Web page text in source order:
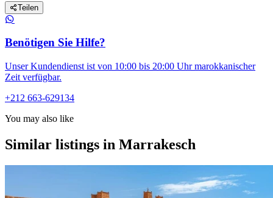
Teilen
Benötigen Sie Hilfe?
Unser Kundendienst ist von 10:00 bis 20:00 Uhr marokkanischer
Zeit verfügbar.
+212 663-629134
You may also like
Similar listings in Marrakesch